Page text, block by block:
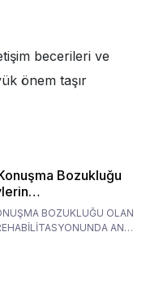
becerileri ve
önem taşır
Bozukluğu
Ana
BOZUKLUĞU OLAN
ANA